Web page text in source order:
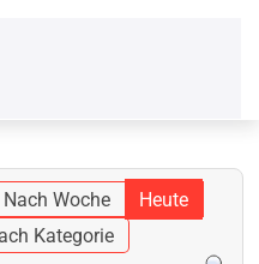
Nach Woche
Heute
Kategorie